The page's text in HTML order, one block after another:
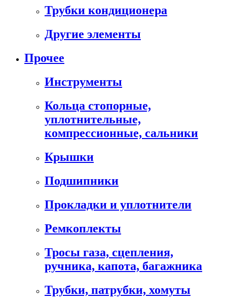
Трубки кондиционера
Другие элементы
Прочее
Инструменты
Кольца стопорные,
уплотнительные,
компрессионные, сальники
Крышки
Подшипники
Прокладки и уплотнители
Ремкоплекты
Тросы газа, сцепления,
ручника, капота, багажника
Трубки, патрубки, хомуты